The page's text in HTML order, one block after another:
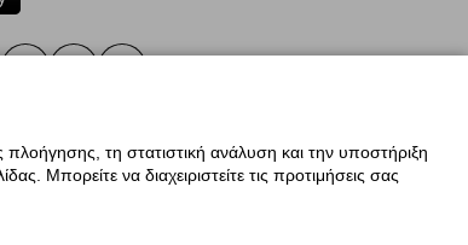
τη στατιστική ανάλυση και την υποστήριξη
Μπορείτε να διαχειριστείτε τις προτιμήσεις σας